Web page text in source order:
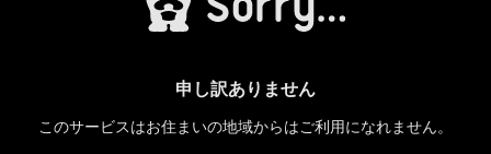
申し訳ありません
このサービスはお住まいの地域からはご利用になれません。